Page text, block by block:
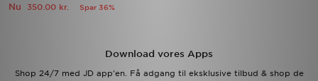
Nu 350.00 kr. Spar 36%
Download vores Apps
Shop 24/7 med JD app'en. Få adgang til eksklusive tilbud & shop de